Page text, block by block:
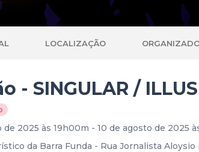
LOCALIZAÇÃO
- SINGULAR /
de 2025 às 19h00m - 10 de agosto de 2025
da Barra Funda - Rua Jornalista Aloysio